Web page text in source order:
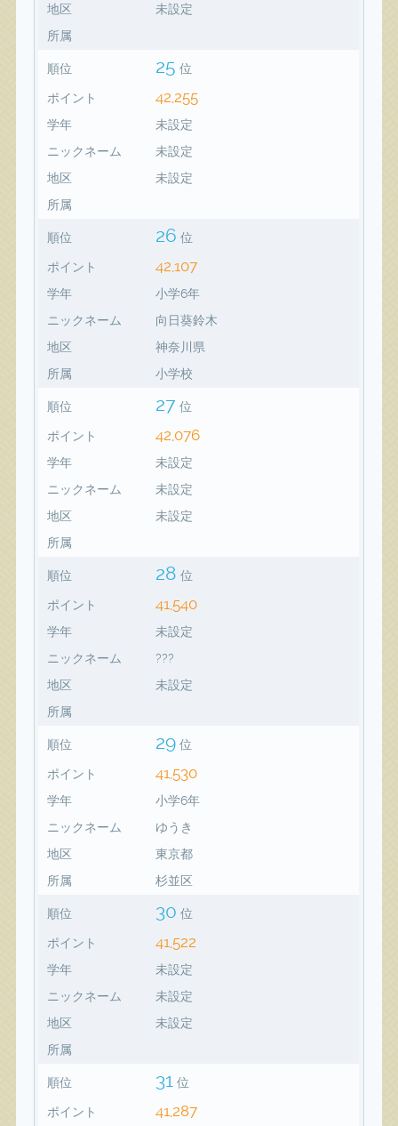
地区
未設定
所属
順位 25 位
ポイント 42,255
学年
未設定
ニックネーム
未設定
地区
未設定
所属
順位 26 位
ポイント 42,107
学年
小学6年
ニックネーム
向日葵鈴木
地区
神奈川県
所属
小学校
順位 27 位
ポイント 42,076
学年
未設定
ニックネーム
未設定
地区
未設定
所属
順位 28 位
ポイント 41,540
学年
未設定
ニックネーム
???
地区
未設定
所属
順位 29 位
ポイント 41,530
学年
小学6年
ニックネーム
ゆうき
地区
東京都
所属
杉並区
順位 30 位
ポイント 41,522
学年
未設定
ニックネーム
未設定
地区
未設定
所属
順位 31 位
ポイント 41,287